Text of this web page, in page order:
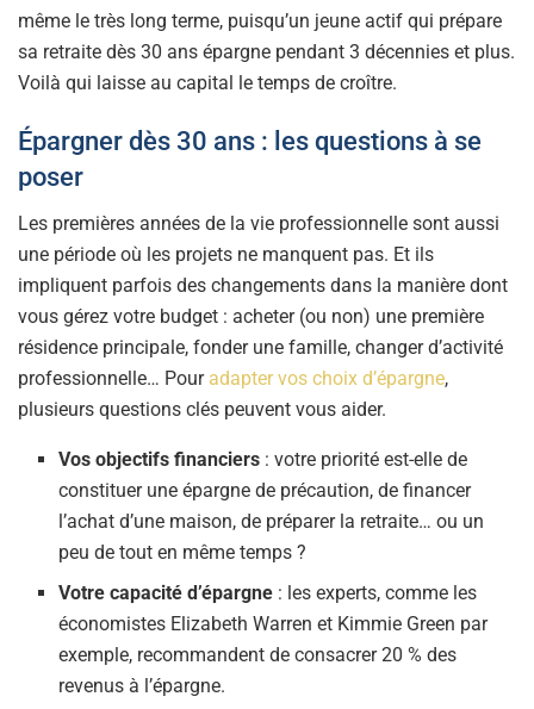
même le très long terme, puisqu’un jeune actif qui prépare
sa retraite dès 30 ans épargne pendant 3 décennies et plus.
Voilà qui laisse au capital le temps de croître.
Épargner dès 30 ans : les questions à se
poser
Les premières années de la vie professionnelle sont aussi
une période où les projets ne manquent pas. Et ils
impliquent parfois des changements dans la manière dont
vous gérez votre budget : acheter (ou non) une première
résidence principale, fonder une famille, changer d’activité
professionnelle… Pour adapter vos choix d’épargne,
plusieurs questions clés peuvent vous aider.
Vos objectifs financiers : votre priorité est-elle de
constituer une épargne de précaution, de financer
l’achat d’une maison, de préparer la retraite… ou un
peu de tout en même temps ?
Votre capacité d’épargne : les experts, comme les
économistes Elizabeth Warren et Kimmie Green par
exemple, recommandent de consacrer 20 % des
revenus à l’épargne.